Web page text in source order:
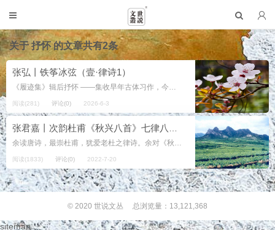
关于抒怀的文章共有2条
张弘丨铁筝冰弦（壹·律诗1）
《履迹集》辑后抒怀 ——集收早年古体习作，今不存 风云烟雨演苍黄，束发终军足慨慷。 早恃丹心擎宇立，曾无椽笔梦花香。 沙场试剑多磨砺，文苑探骊兼短长。 何日书成三万帙，焚烧成炬赫天狼。 1964年10月1...
阅读(281) 评论(0) 2026-6-3
余读唐诗，最崇杜甫，犹爱老杜之律诗。余对《秋兴八首》情有独钟，反复读之，受益颇多。辛卯年秋，有诗友作次韵《秋兴八首》抒怀，余甚羡之，怎奈功力不逮，虽友人鼓励，不敢下笔也。期间，余遍读古今诗家次韵《秋兴八首》之作，遂生动笔...
阅读(1833) 评论(0) 2022-7-20
© 2020 世说文丛 总浏览量：13,121,368
sitemap